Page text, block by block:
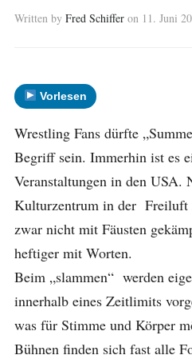
Written by Fred Schiffer on 11. Juni
Vorlesen
Wrestling Fans dürfte
Begriff sein. Immerhin ist es
Veranstaltungen in den USA.
Kulturzentrum in der Freiluft
zwar nicht mit Fäusten
heftiger mit Worten.
Beim „slammen“ werden
innerhalb eines Zeitlimits
was für Stimme und Körper
Bühnen finden sich fast alle